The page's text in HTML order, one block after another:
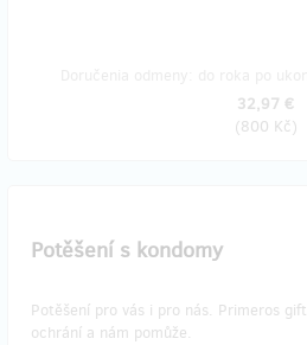
32,97 €
(800 Kč)
Potěšení s kondomy
Potěšení pro vás i pro nás. Primeros
ochrání a nám pomůže.